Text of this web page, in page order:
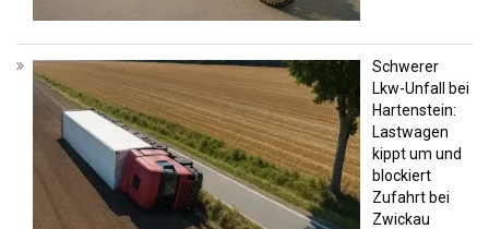
Schwerer
Lkw-Unfall bei
Hartenstein:
Lastwagen
kippt um und
blockiert
Zufahrt bei
Zwickau